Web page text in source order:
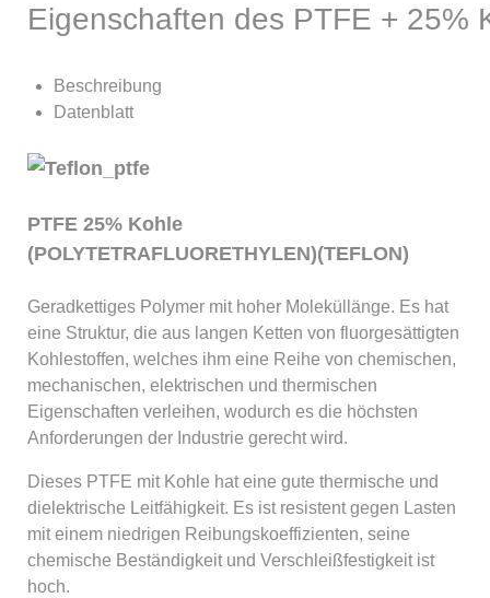
Eigenschaften des PTFE + 25%
Beschreibung
Datenblatt
PTFE 25% Kohle
(POLYTETRAFLUORETHYLEN)(TEFLON)
Geradkettiges Polymer mit hoher Moleküllänge. Es hat
eine Struktur, die aus langen Ketten von fluorgesättigten
Kohlestoffen, welches ihm eine Reihe von chemischen,
mechanischen, elektrischen und thermischen
Eigenschaften verleihen, wodurch es die höchsten
Anforderungen der Industrie gerecht wird.
Dieses PTFE mit Kohle hat eine gute thermische und
dielektrische Leitfähigkeit. Es ist resistent gegen Lasten
mit einem niedrigen Reibungskoeffizienten, seine
chemische Beständigkeit und Verschleißfestigkeit ist
hoch.